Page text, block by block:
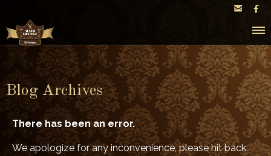
 
Blog Archives
There has been an error.
We apologize for any inconvenience, please hit back